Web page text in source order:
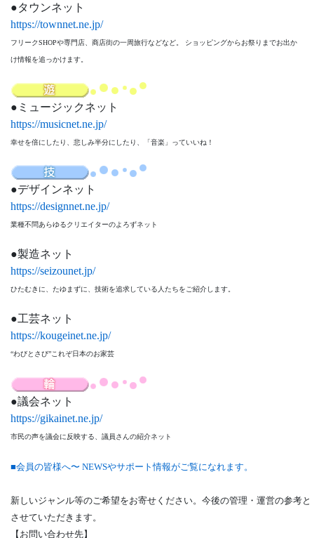
タウンネット
https://townnet.ne.jp/
フリークSHOPや専門店、商店街の一周旅行などなど。 ショッピングからお祭りまでお出か
け情報を追っかけます。
ミュージックネット
https://musicnet.ne.jp/
幸せを倍にしたり、悲しみ半分にしたり、「音楽」っていいね！
デザインネット
https://designnet.ne.jp/
業種不問あらゆるクリエイターのよろずネット
製造ネット
https://seizounet.jp/
ひたむきに、たゆまずに、技術を追求している人たちをご紹介します。
工芸ネット
https://kougeinet.ne.jp/
“わびとさび”これぞ日本のお家芸
議会ネット
https://gikainet.ne.jp/
市民の声を議会に反映する、議員さんの紹介ネット
■会員の皆様へ〜 NEWSやサポート情報がご覧になれます。
新しいジャンル等のご希望をお寄せください。今後の管理・運営の参考と
させていただきます。
【お問い合わせ先】